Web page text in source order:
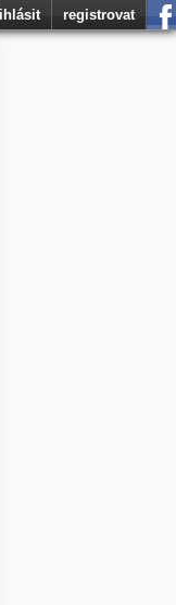
registrovat